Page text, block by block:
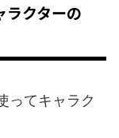
ラクターの
ってキャラク